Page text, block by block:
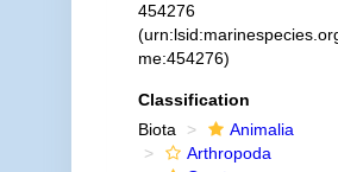
454276
me:454276)
Classification
Biota
Animalia
Arthropoda